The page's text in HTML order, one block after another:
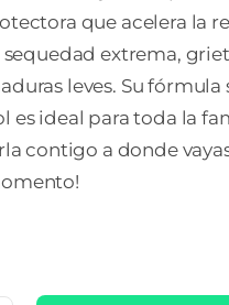
que acelera la
extrema,
leves. Su fórmula
es ideal para toda la
contigo a donde